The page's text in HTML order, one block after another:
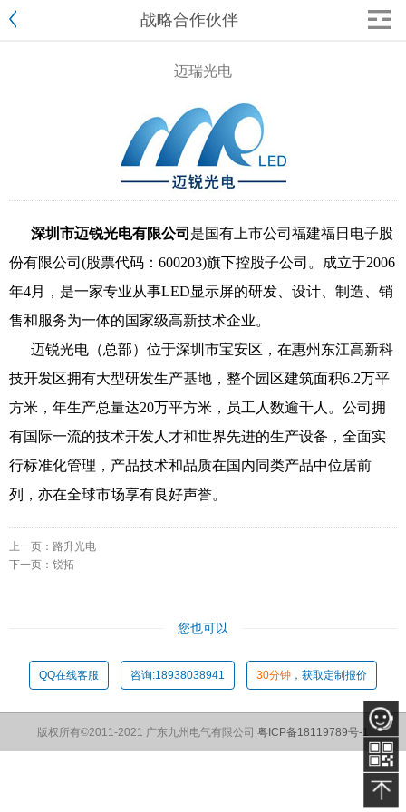
战略合作伙伴
迈瑞光电
深圳市迈锐光电有限公司 是国有上市公司福建福日电子股
份有限公司 (股票代码： 600203)旗下控股子公司。成立于2006
年4月，是一家专业从事LED显示屏的研发、设计、制造、销
售和服务为一体的国家级高新技术企业。
迈锐光电（总部）位于深圳市宝安区，在惠州东江高新科
技开发区拥有大型研发生产基地，整个园区建筑面积6.2万平
方米，年生产总量达20万平方米，员工人数逾千人。公司拥
有国际一流的技术开发人才和世界先进的生产设备，全面实
行标准化管理，产品技术和品质在国内同类产品中位居前
列，亦在全球市场享有良好声誉。
上一页： 路升光电
下一页： 锐拓
您也可以
QQ在线客服 咨询:18938038941 30分钟 ，获取定制报价
版权所有©2011-2021 广东九州电气有限公司 粤ICP备18119789号-1